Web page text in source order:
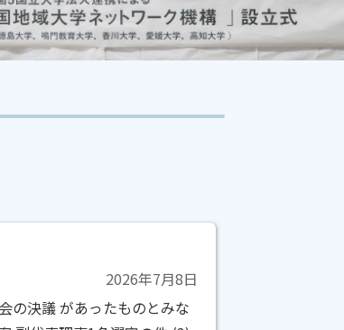
2026年7月8日
の決議 があったものとみな